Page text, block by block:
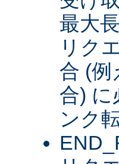
最大
リク
合 (例
合) に
ンク